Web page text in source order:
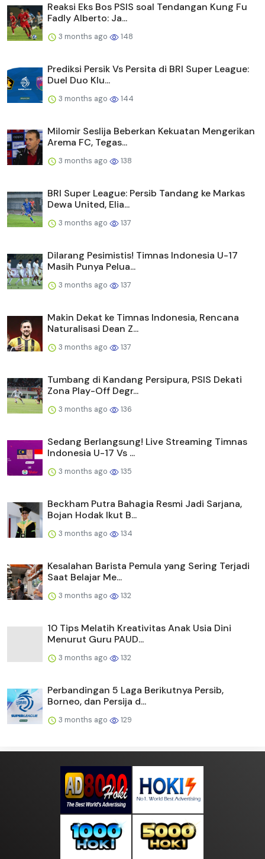
Reaksi Eks Bos PSIS soal Tendangan Kung Fu
Fadly Alberto: Ja...
3 months ago 148
Prediksi Persik Vs Persita di BRI Super League:
Duel Duo Klu...
3 months ago 144
Milomir Seslija Beberkan Kekuatan Mengerikan
Arema FC, Tegas...
3 months ago 138
BRI Super League: Persib Tandang ke Markas
Dewa United, Elia...
3 months ago 137
Dilarang Pesimistis! Timnas Indonesia U-17
Masih Punya Pelua...
3 months ago 137
Makin Dekat ke Timnas Indonesia, Rencana
Naturalisasi Dean Z...
3 months ago 137
Tumbang di Kandang Persipura, PSIS Dekati
Zona Play-Off Degr...
3 months ago 136
Sedang Berlangsung! Live Streaming Timnas
Indonesia U-17 Vs ...
3 months ago 135
Beckham Putra Bahagia Resmi Jadi Sarjana,
Bojan Hodak Ikut B...
3 months ago 134
Kesalahan Barista Pemula yang Sering Terjadi
Saat Belajar Me...
3 months ago 132
10 Tips Melatih Kreativitas Anak Usia Dini
Menurut Guru PAUD...
3 months ago 132
Perbandingan 5 Laga Berikutnya Persib,
Borneo, dan Persija d...
3 months ago 129